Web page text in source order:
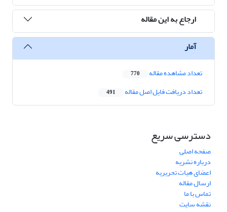
ارجاع به این مقاله
آمار
تعداد مشاهده مقاله 770
تعداد دریافت فایل اصل مقاله 491
دسترسی سریع
صفحه اصلی
درباره نشریه
اعضای هیات تحریریه
ارسال مقاله
تماس با ما
نقشه سایت